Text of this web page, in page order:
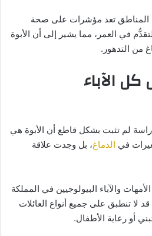
المناطق تعد مؤشرات على صحة
في العمر، مما يشير إلى أن الأبوة
من التدهور.
الآباء
لم تثبت بشكل قاطع أن الأبوة هي
في الدماغ، بل وجدت علاقة
والآباء البيولوجيين في المملكة
لا تنطبق على جميع أنواع العائلات
أو رعاية الأطفال.